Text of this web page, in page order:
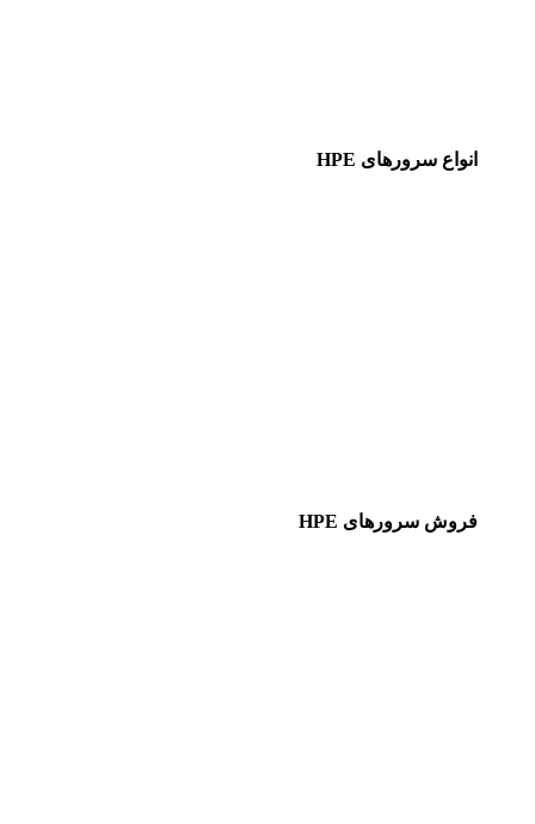
انواع سرورهای HPE
فروش سرورهای HPE